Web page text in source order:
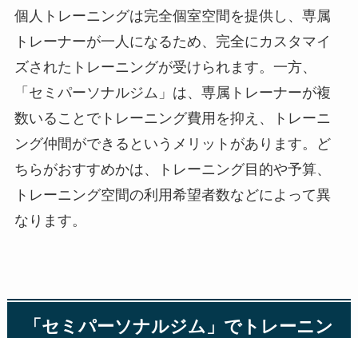
個人トレーニングは完全個室空間を提供し、専属
トレーナーが一人になるため、完全にカスタマイ
ズされたトレーニングが受けられます。一方、
「セミパーソナルジム」は、専属トレーナーが複
数いることでトレーニング費用を抑え、トレーニ
ング仲間ができるというメリットがあります。ど
ちらがおすすめかは、トレーニング目的や予算、
トレーニング空間の利用希望者数などによって異
なります。
「セミパーソナルジム」でトレーニン